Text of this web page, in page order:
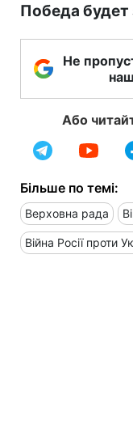
Победа будет
Не
Або
Більше по темі:
Верховна рада
Війна Росії проти